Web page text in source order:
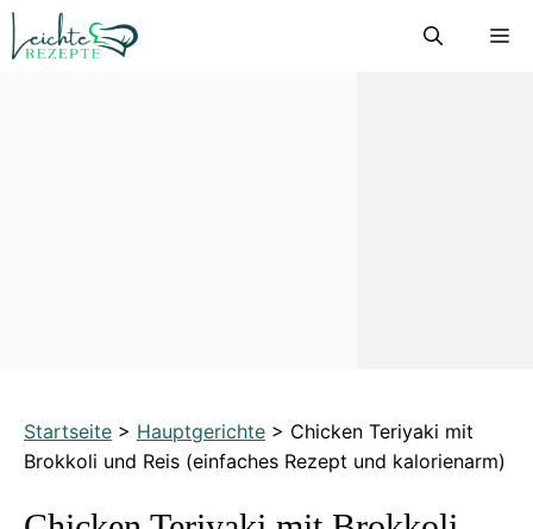
Zum
Inhalt
Startseite > Hauptgerichte > Chicken Teriyaki mit
Brokkoli und Reis (einfaches Rezept und kalorienarm)